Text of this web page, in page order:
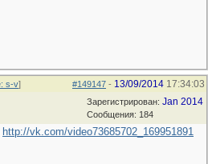
#149147 - 13/09/2014 17:34:03
s-v]
Зарегистрирован: Jan 2014
Сообщения: 184
http://vk.com/video73685702_169951891